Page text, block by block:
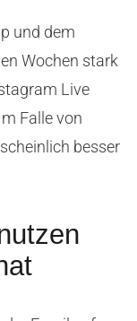
und dem
Wochen stark
Live
Falle von
besser